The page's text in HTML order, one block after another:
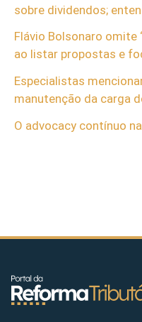
sobre dividendos;
Flávio Bolsonaro omite
ao listar propostas e
Especialistas
manutenção da carga
O advocacy contínuo